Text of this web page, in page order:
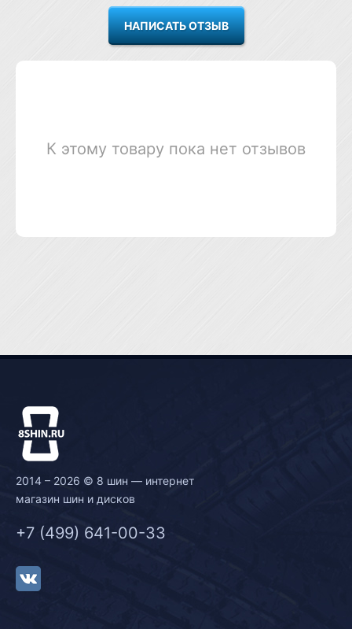
К этому товару пока нет отзывов
2014 – 2026 © 8 шин — интернет
магазин шин и дисков
+7 (499) 641-00-33